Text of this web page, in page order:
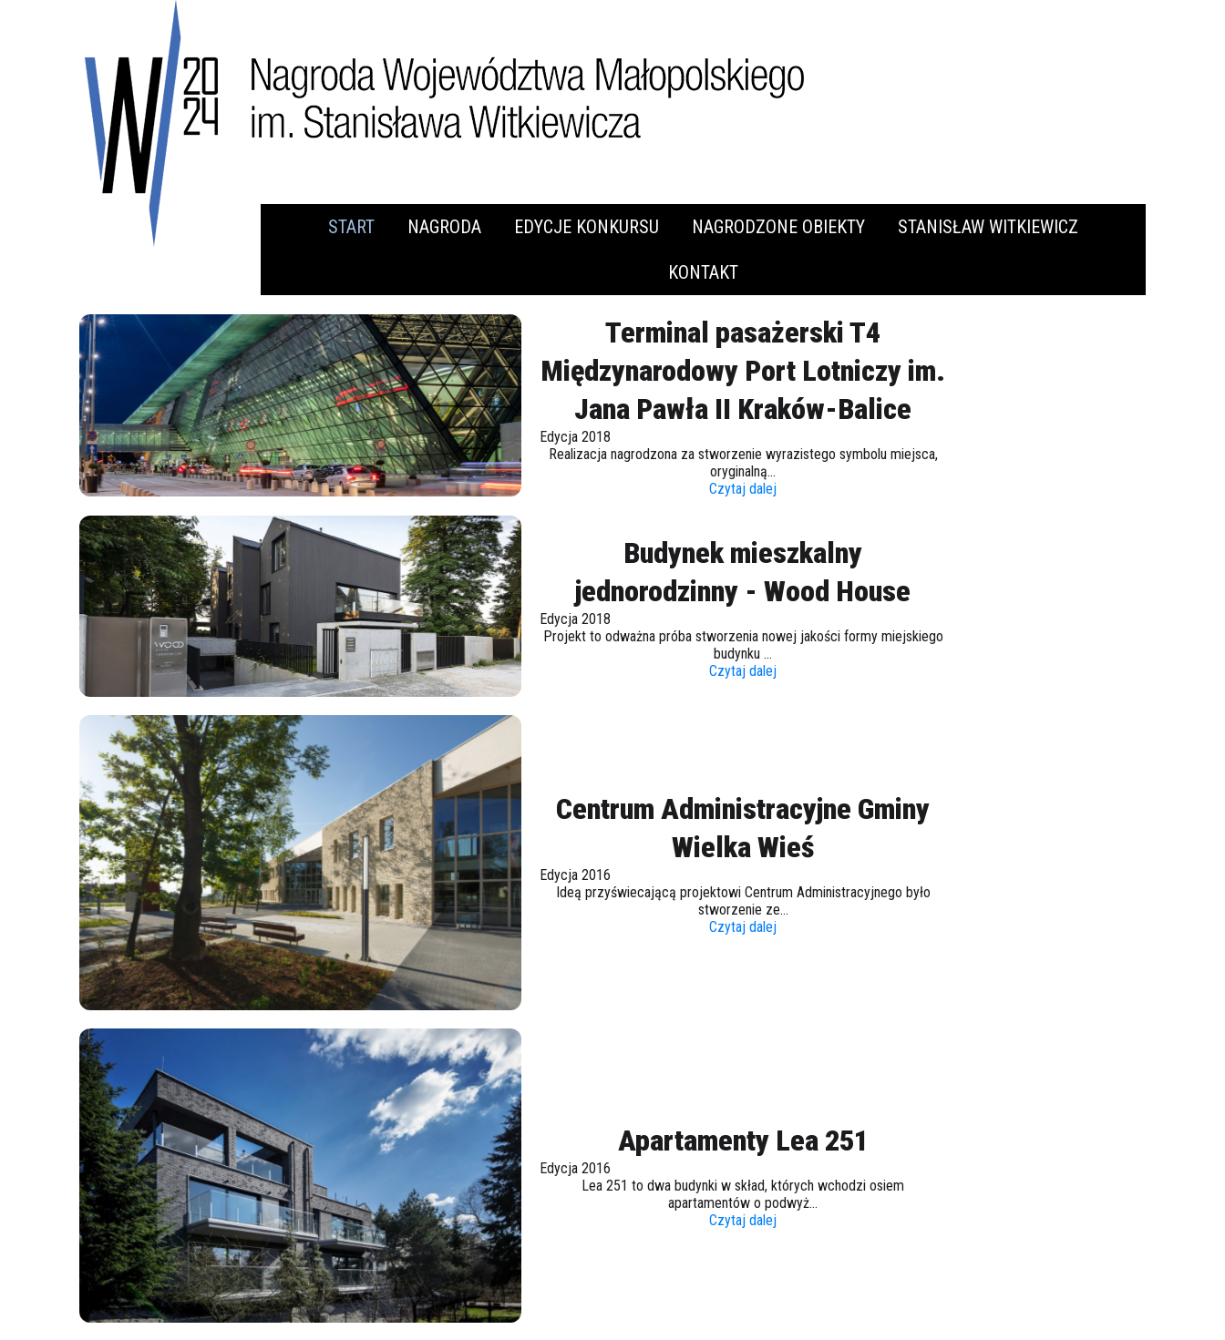
START NAGRODA EDYCJE KONKURSU NAGRODZONE OBIEKTY STANISŁAW WITKIEWICZ
KONTAKT
Terminal pasażerski T4
Międzynarodowy Port Lotniczy im.
Jana Pawła II Kraków-Balice
Edycja 2018
Realizacja nagrodzona za stworzenie wyrazistego symbolu miejsca,
oryginalną...
Czytaj dalej
Budynek mieszkalny
jednorodzinny - Wood House
Edycja 2018
Projekt to odważna próba stworzenia nowej jakości formy miejskiego
budynku ...
Czytaj dalej
Centrum Administracyjne Gminy
Wielka Wieś
Edycja 2016
Ideą przyświecającą projektowi Centrum Administracyjnego było
stworzenie ze...
Czytaj dalej
Apartamenty Lea 251
Edycja 2016
Lea 251 to dwa budynki w skład, których wchodzi osiem
apartamentów o podwyż...
Czytaj dalej